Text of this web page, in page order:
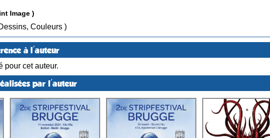
Image )
Aou 2021 ( Dessins, Couleurs )
à l'auteur
pour cet auteur.
par l'auteur